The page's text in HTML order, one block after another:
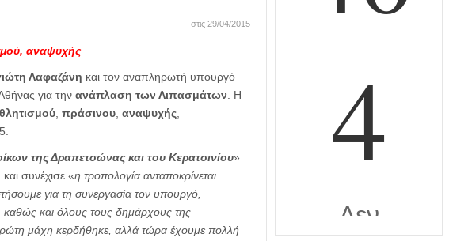
στις 29/04/2015
αναψυχής
Λαφαζάνη και τον αναπληρωτή υπουργό
για την ανάπλαση των Λιπασμάτων. Η
, πράσινου, αναψυχής,
της Δραπετσώνας και του Κερατσινίου»
και συνέχισε «η τροπολογία ανταποκρίνεται
για τη συνεργασία τον υπουργό,
καθώς και όλους τους δημάρχους της
μάχη κερδήθηκε, αλλά τώρα έχουμε πολλή